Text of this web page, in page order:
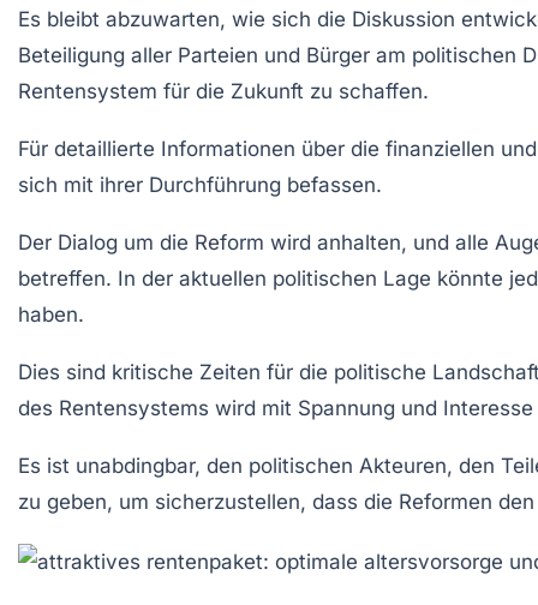
Es bleibt abzuwarten, wie sich die Diskussion
Beteiligung aller Parteien und Bürger am politischen
Rentensystem für die Zukunft zu schaffen.
Für detaillierte Informationen über die finanziellen
sich mit ihrer Durchführung befassen.
Der Dialog um die Reform wird anhalten, und alle
betreffen. In der aktuellen politischen Lage könnte
haben.
Dies sind kritische Zeiten für die politische
des Rentensystems wird mit Spannung und
Es ist unabdingbar, den politischen Akteuren, den
zu geben, um sicherzustellen, dass die Reformen